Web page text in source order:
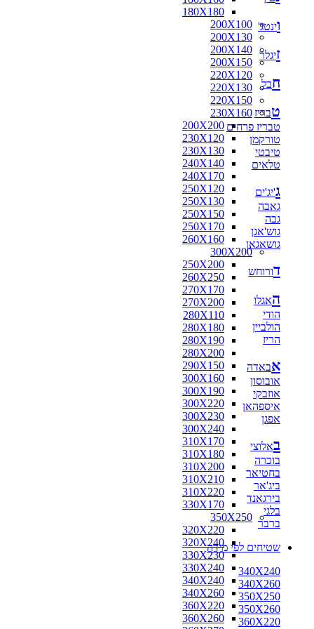
180X180
200X100
200X130
200X140
200X150
220X120
220X130
220X150
230X160
200X200
230X120
230X130
240X140
240X170
250X120
250X130
250X150
250X170
260X160
300X200
250X200
260X250
270X170
270X200
280X110
280X180
280X190
280X200
290X150
300X160
300X190
300X220
300X230
300X240
310X170
310X180
310X200
310X210
310X220
330X170
350X250
320X220
320X240
330X230
330X240
340X240
340X260
360X220
360X260
וינטג'
זיגלר
חבל
טבריז
טבריז פרחים
טורקמן
טיבטי
טלאים
ג'יג'ים
גאבה
גבה
גוש'אגן
גושאגאן
דורוחש
האגלו
הודי
הולביין
הריז
אבאדה
אובוסון
אוזבקי
איספהאן
אפגן
באלוצי
בוכרה
בחטיאר
ביג'אר
בירגאנד
בלגי
ברבר
שטיחים לפי מידה
340X240
340X260
350X250
350X260
360X220